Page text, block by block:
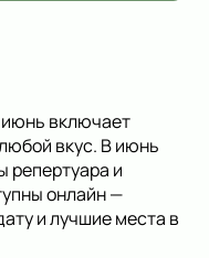
включает
вкус. В июнь
репертуара и
онлайн —
и лучшие места в